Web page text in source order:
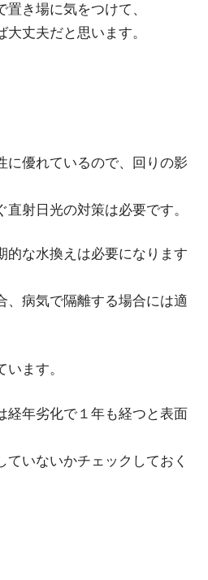
き場に気をつけて、
丈夫だと思います。
に優れているので、回りの影
射日光の対策は必要です。
的な水換えは必要になります
、病気で隔離する場合には適
ます。
経年劣化で１年も経つと表面
ていないかチェックしておく